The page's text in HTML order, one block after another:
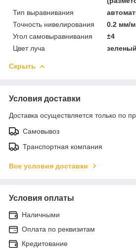
Тип выравнивания
Точность нивелирования
0.2 мм/м
Угол самовыравнивания
±4
Цвет луча
зеленый
Скрыть
Условия доставки
Доставка осуществляется только по
Самовывоз
Транспортная компания
Все условия доставки
Условия оплаты
Наличными
Оплата по реквизитам
Кредитование